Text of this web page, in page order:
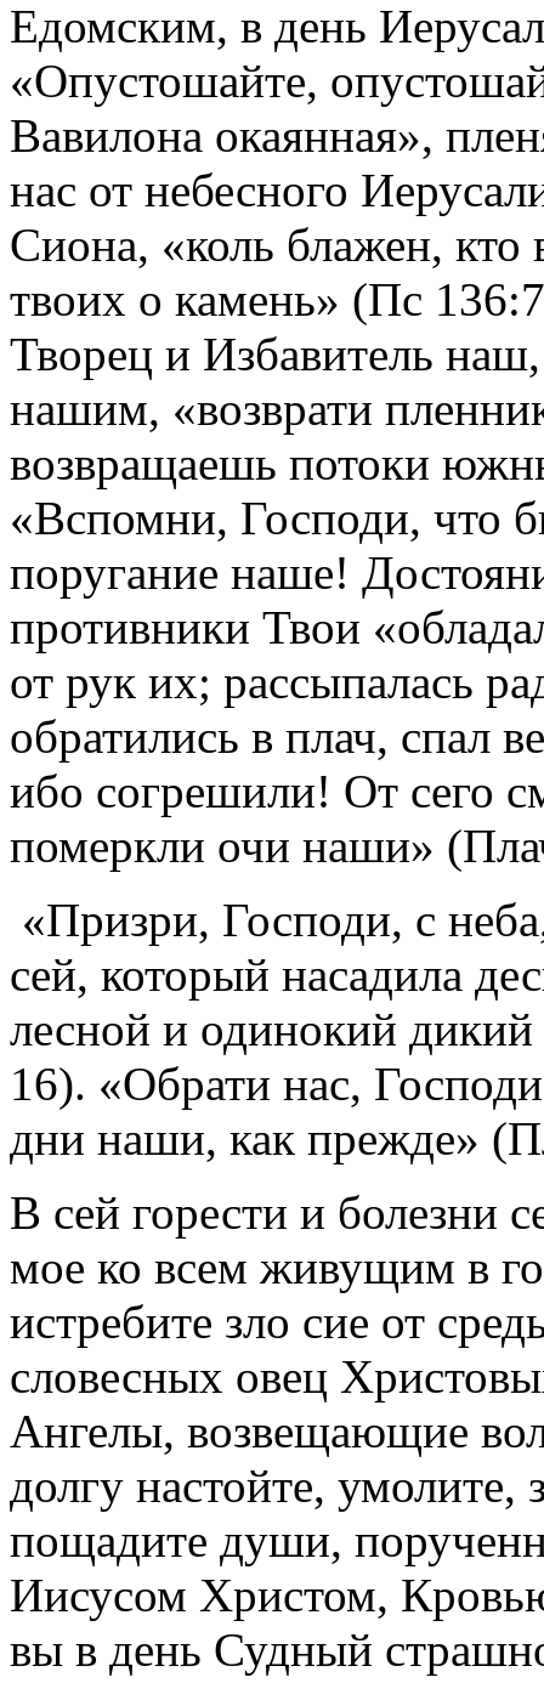
Едомским, в день
«Опустошайте,
Вавилона окаянная»,
нас от небесного
Сиона, «коль блажен, кто
твоих о камень» (Пс
Творец и Избавитель
нашим, «возврати
возвращаешь потоки
«Вспомни, Господи, что
поругание наше!
противники Твои
от рук их; рассыпалась
обратились в плач, спал
ибо согрешили! От сего
померкли очи наши»
«Призри, Господи, с
сей, который насадила
лесной и одинокий
16). «Обрати нас,
дни наши, как прежде»
В сей горести и болезни
мое ко всем живущим в
истребите зло сие от
словесных овец
Ангелы, возвещающие
долгу настойте,
пощадите души,
Иисусом Христом,
вы в день Судный